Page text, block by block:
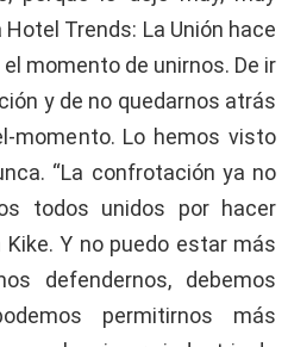
Trends: La Unión hace
momento de unirnos. De ir
y de no quedarnos atrás
momento. Lo hemos visto
“La confrotación ya no
todos unidos por hacer
Y no puedo estar más
defendernos, debemos
permitirnos más